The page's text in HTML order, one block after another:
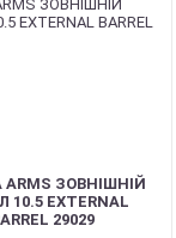
ARMS ЗОВНІШНІЙ
10.5 EXTERNAL
29029